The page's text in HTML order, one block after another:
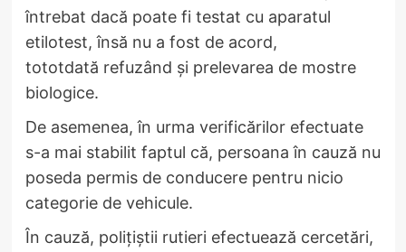
întrebat dacă poate fi testat cu aparatul
etilotest, însă nu a fost de acord,
tototdată refuzând și prelevarea de mostre
biologice.
De asemenea, în urma verificărilor efectuate
s-a mai stabilit faptul că, persoana în cauză nu
poseda permis de conducere pentru nicio
categorie de vehicule.
În cauză, polițiștii rutieri efectuează cercetări,